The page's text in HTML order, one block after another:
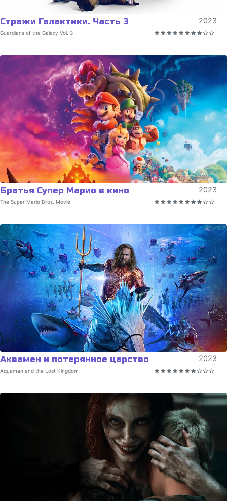
Стражи Галактики. Часть 3 2023
Guardians of the Galaxy Vol. 3
Братья Супер Марио в кино 2023
The Super Mario Bros. Movie
Аквамен и потерянное царство 2023
Aquaman and the Lost Kingdom